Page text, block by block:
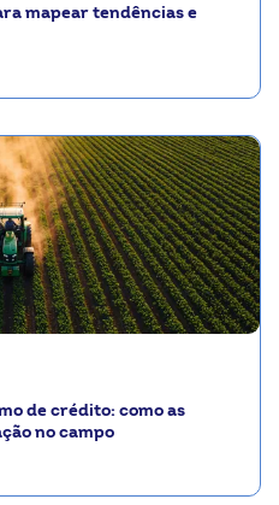
mapear tendências e
de crédito: como as
no campo